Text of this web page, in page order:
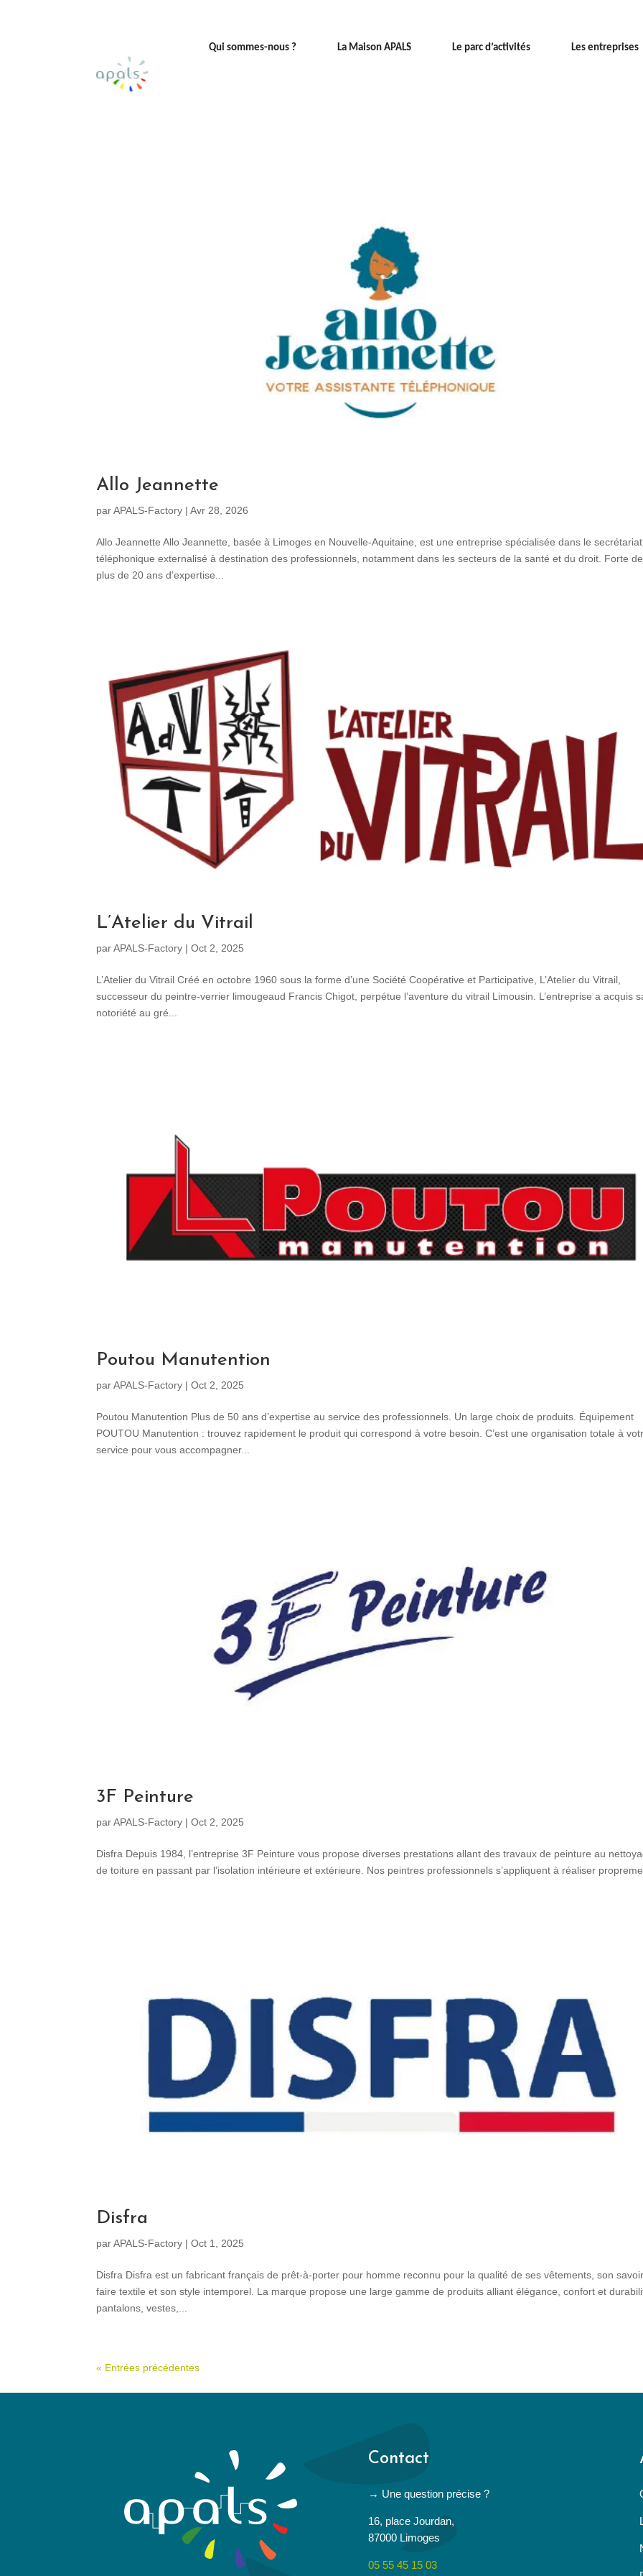
Qui sommes-nous ? La Maison APALS Le parc d’activités Les entreprises
Allo Jeannette
parAPALS-Factory |Avr 28, 2026
Allo Jeannette Allo Jeannette, basée à Limoges en Nouvelle-Aquitaine, est une entreprise spécialisée dans le secrétariat
téléphonique externalisé à destination des professionnels, notamment dans les secteurs de la santé et du droit. Forte de
plus de 20 ans d’expertise...
L’Atelier du Vitrail
parAPALS-Factory |Oct 2, 2025
L’Atelier du Vitrail Créé en octobre 1960 sous la forme d’une Société Coopérative et Participative, L’Atelier du Vitrail,
successeur du peintre-verrier limougeaud Francis Chigot, perpétue l’aventure du vitrail Limousin. L’entreprise a acquis
notoriété au gré...
Poutou Manutention
parAPALS-Factory |Oct 2, 2025
Poutou Manutention Plus de 50 ans d’expertise au service des professionnels. Un large choix de produits. Équipement
POUTOU Manutention : trouvez rapidement le produit qui correspond à votre besoin. C’est une organisation totale à
service pour vous accompagner...
3F Peinture
parAPALS-Factory |Oct 2, 2025
Disfra Depuis 1984, l’entreprise 3F Peinture vous propose diverses prestations allant des travaux de peinture au
de toiture en passant par l’isolation intérieure et extérieure. Nos peintres professionnels s’appliquent à réaliser
Disfra
parAPALS-Factory |Oct 1, 2025
Disfra Disfra est un fabricant français de prêt-à-porter pour homme reconnu pour la qualité de ses vêtements, son
faire textile et son style intemporel. La marque propose une large gamme de produits alliant élégance, confort et
pantalons, vestes,...
« Entrées précédentes
Contact
→ Une question précise ?
16, place Jourdan,
87000 Limoges
05 55 45 15 03